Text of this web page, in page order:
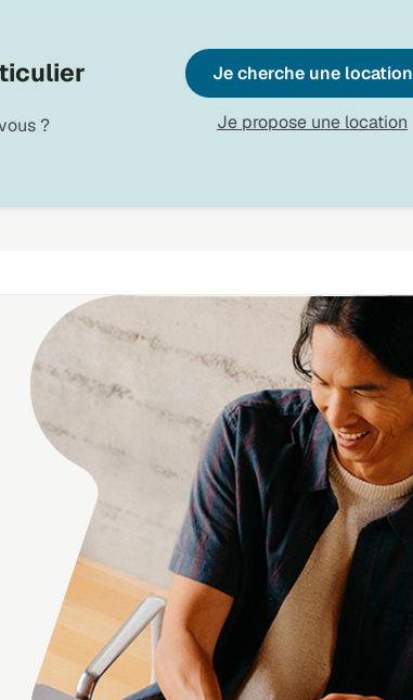
?
Je cherche une location
Je propose une location